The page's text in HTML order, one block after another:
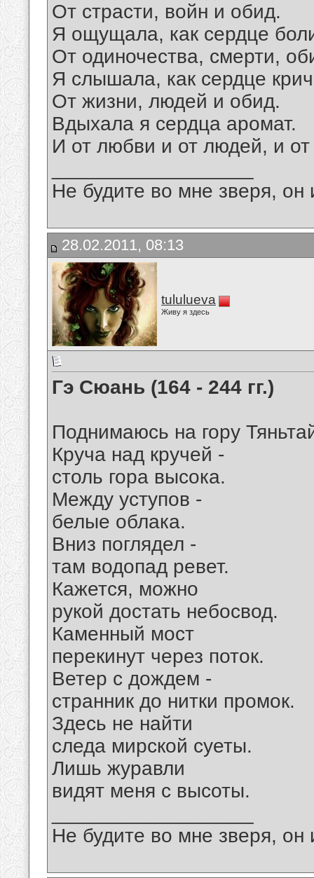
От страсти, войн и обид.
Я ощущала, как сердце
От одиночества, смерти,
Я слышала, как сердце
От жизни, людей и обид.
Вдыхала я сердца аромат.
И от любви и от людей, и
Не будите во мне зверя, он
28.02.2011, 08:13
tululueva
Живу я здесь
Гэ Сюань (164 - 244 гг.)
Поднимаюсь на гору
Круча над кручей -
столь гора высока.
Между уступов -
белые облака.
Вниз поглядел -
там водопад ревет.
Кажется, можно
рукой достать небосвод.
Каменный мост
перекинут через поток.
Ветер с дождем -
странник до нитки промок.
Здесь не найти
следа мирской суеты.
Лишь журавли
видят меня с высоты.
Не будите во мне зверя, он